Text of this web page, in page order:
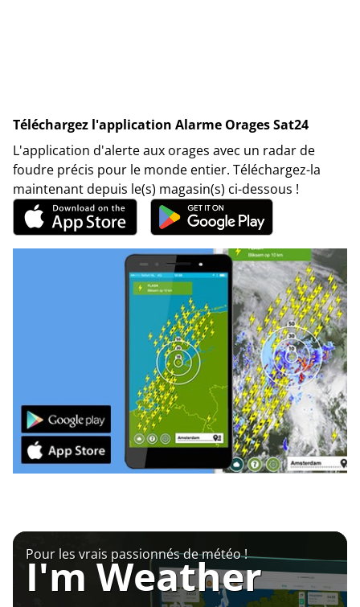
Téléchargez l'application Alarme Orages Sat24
L'application d'alerte aux orages avec un radar de
foudre précis pour le monde entier. Téléchargez-la
maintenant depuis le(s) magasin(s) ci-dessous !
Pour les vrais passionnés de météo !
I'm Weather